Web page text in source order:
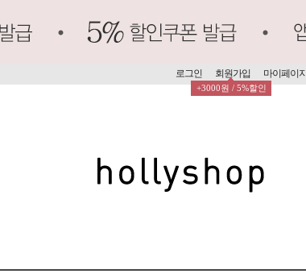
로그인 회원가입
+3000원 / 5%할인
마이페이지